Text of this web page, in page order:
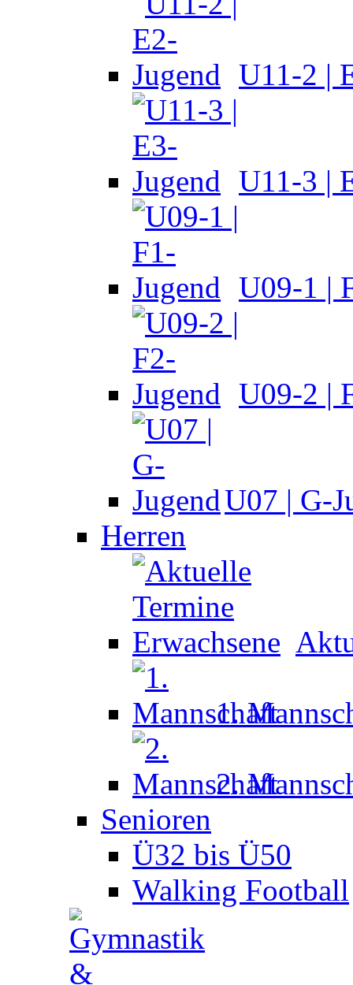
U11-2 |
U11-3 |
U09-1 |
U09-2 |
U07 | G-
Herren
1.
2.
Senioren
Ü32 bis Ü50
Walking Football